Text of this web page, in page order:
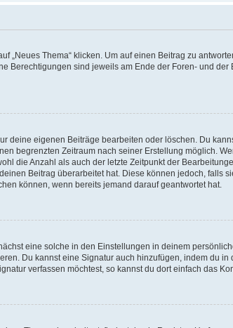
„Neues Thema“ klicken. Um auf einen Beitrag zu
Berechtigungen sind jeweils am Ende der Foren- und der
deine eigenen Beiträge bearbeiten oder löschen. Du
begrenzten Zeitraum nach seiner Erstellung möglich.
die Anzahl als auch der letzte Zeitpunkt der
Beitrag überarbeitet hat. Diese können jedoch, falls
können, wenn bereits jemand darauf geantwortet hat.
eine solche in den Einstellungen in deinem
Du kannst eine Signatur auch hinzufügen, indem du
verfassen möchtest, so kannst du dort einfach das